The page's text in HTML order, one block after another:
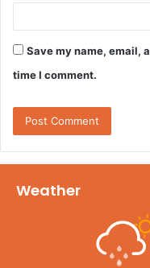
Save my name, email,
time I comment.
Weather